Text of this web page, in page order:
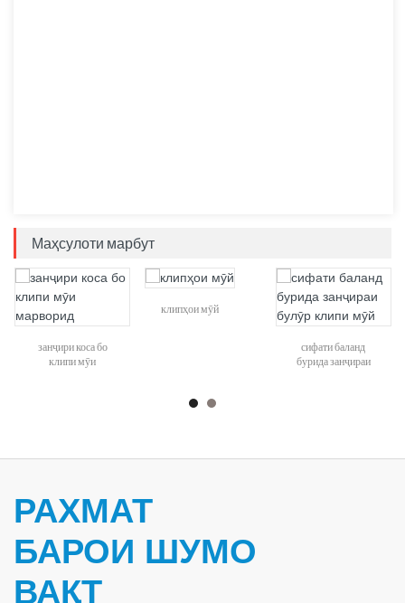
Маҳсулоти марбут
занҷири коса бо
клипи мӯи
клипҳои мӯй
сифати баланд
бурида занҷираи
РАХМАТ
БАРОИ ШУМО
ВАҚТ